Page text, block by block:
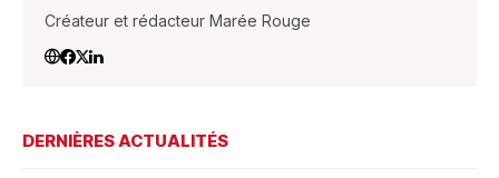
Créateur et rédacteur Marée Rouge
DERNIÈRES ACTUALITÉS